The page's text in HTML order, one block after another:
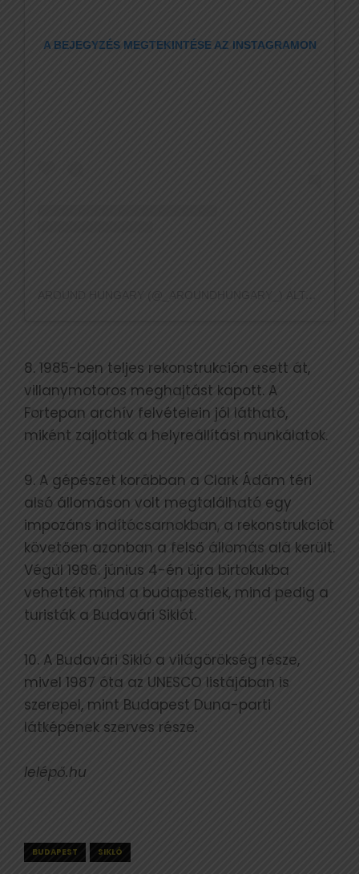
A BEJEGYZÉS MEGTEKINTÉSE AZ INSTAGRAMON
AROUND HUNGARY (@_AROUNDHUNGARY_) ÁLTAL MEGOSZTOTT BEJEGYZÉS
8. 1985-ben teljes rekonstrukción esett át,
villanymotoros meghajtást kapott. A
Fortepan archív felvételein jól látható,
miként zajlottak a helyreállítási munkálatok.
9. A gépészet korábban a Clark Ádám téri
alsó állomáson volt megtalálható egy
impozáns indítócsarnokban, a rekonstrukciót
követően azonban a felső állomás alá került.
Végül 1986. június 4-én újra birtokukba
vehették mind a budapestiek, mind pedig a
turisták a Budavári Siklót.
10. A Budavári Sikló a világörökség része,
mivel 1987 óta az UNESCO listájában is
szerepel, mint Budapest Duna-parti
látképének szerves része.
lelépő.hu
BUDAPEST SIKLÓ